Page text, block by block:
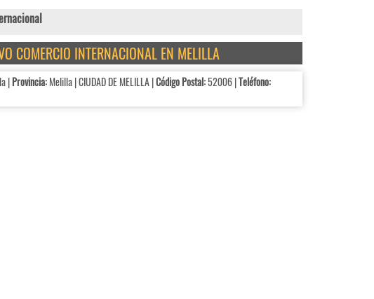
COMERCIO INTERNACIONAL EN MELILLA
|Provincia:Melilla | CIUDAD DE MELILLA |Código Postal:52006 |Teléfono: